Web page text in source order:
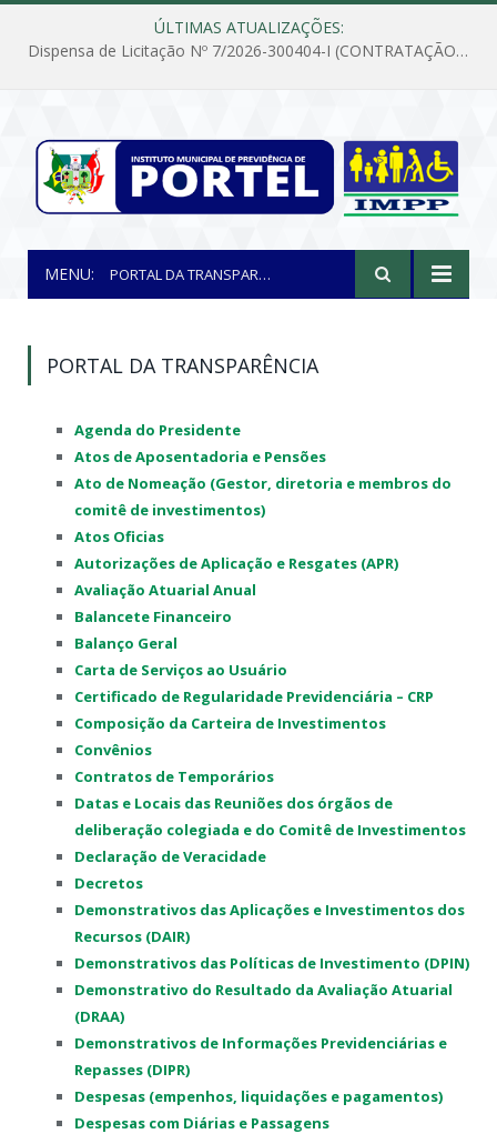
ÚLTIMAS ATUALIZAÇÕES:
Dispensa de Licitação Nº 7/2026-300404-I (CONTRATAÇÃO DE EMPRESA PARA MANUTENÇÃO E REPARAÇÃO DE APARELHOS DE AR CONDICIONADO, EM ATENDIMENTO ÀS NECESSIDADES DO INSTITUTO DE PREVIDÊNCIA MUNICIPAL DE PORTEL/PA)
MENU: PORTAL DA TRANSPARÊNCIA
PORTAL DA TRANSPARÊNCIA
Agenda do Presidente
Atos de Aposentadoria e Pensões
Ato de Nomeação (Gestor, diretoria e membros do
comitê de investimentos)
Atos Oficias
Autorizações de Aplicação e Resgates (APR)
Avaliação Atuarial Anual
Balancete Financeiro
Balanço Geral
Carta de Serviços ao Usuário
Certificado de Regularidade Previdenciária – CRP
Composição da Carteira de Investimentos
Convênios
Contratos de Temporários
Datas e Locais das Reuniões dos órgãos de
deliberação colegiada e do Comitê de Investimentos
Declaração de Veracidade
Decretos
Demonstrativos das Aplicações e Investimentos dos
Recursos (DAIR)
Demonstrativos das Políticas de Investimento (DPIN)
Demonstrativo do Resultado da Avaliação Atuarial
(DRAA)
Demonstrativos de Informações Previdenciárias e
Repasses (DIPR)
Despesas (empenhos, liquidações e pagamentos)
Despesas com Diárias e Passagens